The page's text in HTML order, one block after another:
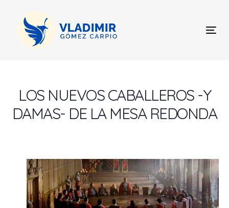
content
LOS NUEVOS CABALLEROS -Y
DAMAS- DE LA MESA REDONDA
navigation